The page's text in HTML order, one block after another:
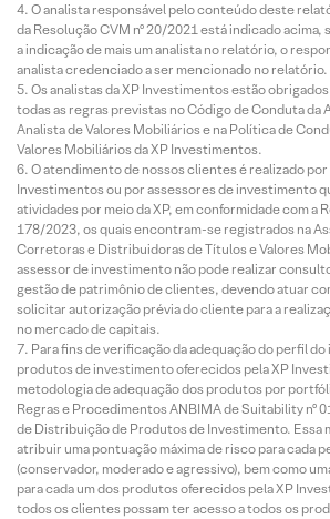
O analista responsável pelo conteúdo deste
da Resolução CVM nº 20/2021 está indicado
a indicação de mais um analista no relatório, o
analista credenciado a ser mencionado no relatório.
Os analistas da XP Investimentos estão
todas as regras previstas no Código de Conduta da
Analista de Valores Mobiliários e na Política de
Valores Mobiliários da XP Investimentos.
O atendimento de nossos clientes é realizado por
Investimentos ou por assessores de investimento
atividades por meio da XP, em conformidade com a
178/2023, os quais encontram-se registrados na
Corretoras e Distribuidoras de Títulos e Valores
assessor de investimento não pode realizar
gestão de patrimônio de clientes, devendo atuar
solicitar autorização prévia do cliente para a
no mercado de capitais.
Para fins de verificação da adequação do perfil
produtos de investimento oferecidos pela XP
metodologia de adequação dos produtos por
Regras e Procedimentos ANBIMA de Suitability nº
de Distribuição de Produtos de Investimento. Essa
atribuir uma pontuação máxima de risco para cada
(conservador, moderado e agressivo), bem como
para cada um dos produtos oferecidos pela XP
todos os clientes possam ter acesso a todos os